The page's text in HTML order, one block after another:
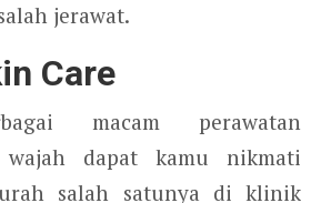
jerawat.
Care
macam perawatan
dapat kamu nikmati
salah satunya di klinik